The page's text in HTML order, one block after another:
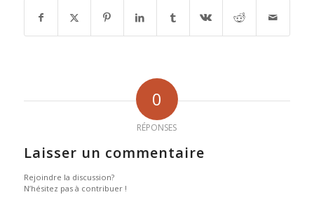
0
RÉPONSES
Laisser un commentaire
Rejoindre la discussion?
N’hésitez pas à contribuer !